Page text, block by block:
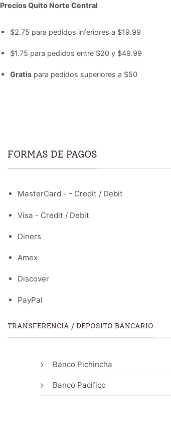
Precios Quito Norte Central
$2.75 para pedidos inferiores a $19.99
$1.75 para pedidos entre $20 y $49.99
Gratispara pedidos superiores a $50
FORMAS DE PAGOS
MasterCard - - Credit / Debit
Visa - Credit / Debit
Diners
Amex
Discover
PayPal
TRANSFERENCIA / DEPOSITO BANCARIO
Banco Pichincha
Banco Pacifico